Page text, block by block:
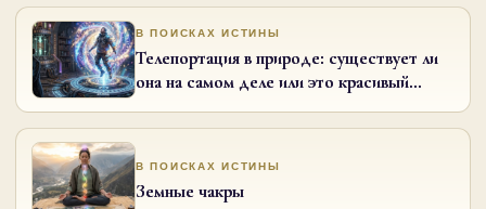
В ПОИСКАХ ИСТИНЫ
Телепортация в природе: существует ли
она на самом деле или это красивый
В ПОИСКАХ ИСТИНЫ
Земные чакры